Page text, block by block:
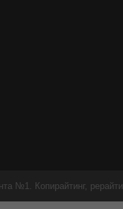
№1. Копирайтинг,